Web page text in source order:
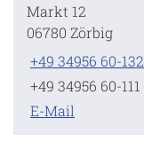
Markt 12
06780 Zörbig
+49 34956 60-132
+49 34956 60-111
E-Mail